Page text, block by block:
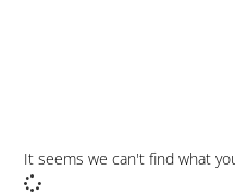
It seems we can't find what